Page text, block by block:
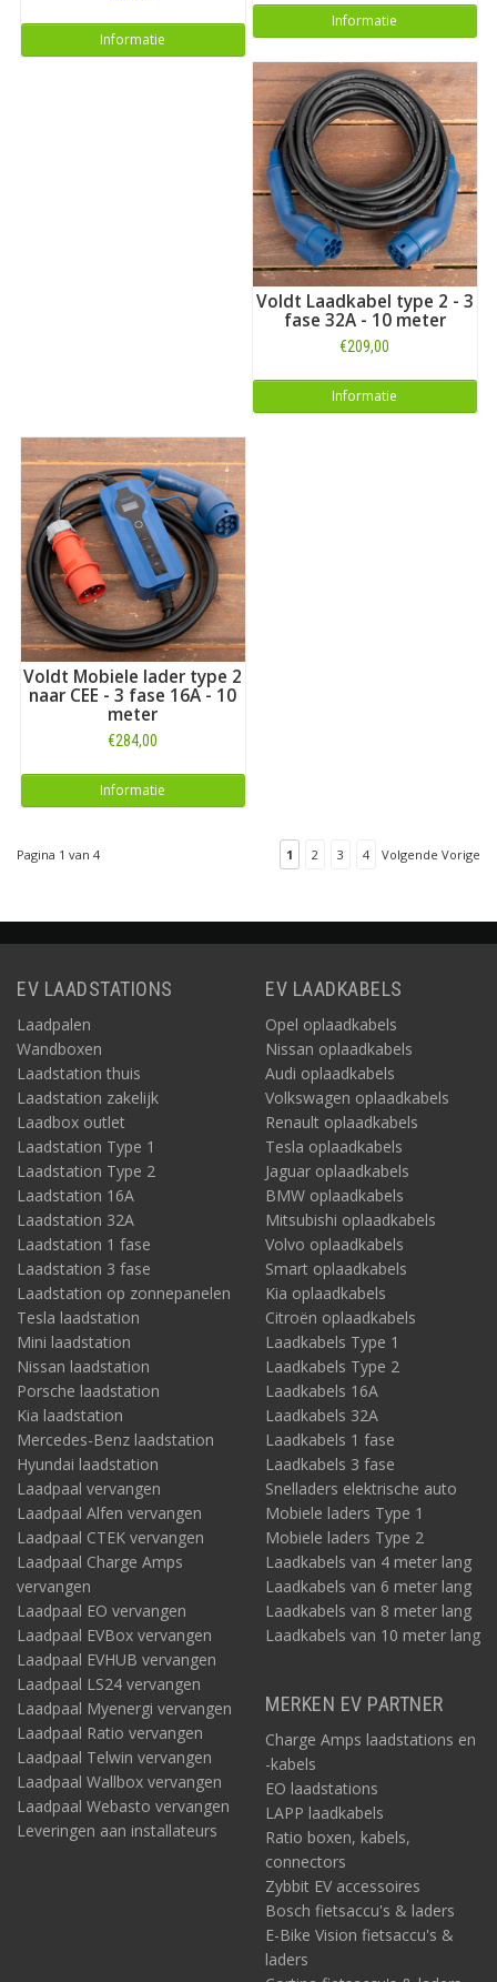
Informatie
Informatie
Voldt Laadkabel type 2 - 3
fase 32A - 10 meter
€209,00
Informatie
Voldt Mobiele lader type 2
naar CEE - 3 fase 16A - 10
meter
€284,00
Informatie
Pagina 1 van 4 1 2 3 4 Volgende Vorige
EV LAADSTATIONS
Laadpalen
Wandboxen
Laadstation thuis
Laadstation zakelijk
Laadbox outlet
Laadstation Type 1
Laadstation Type 2
Laadstation 16A
Laadstation 32A
Laadstation 1 fase
Laadstation 3 fase
Laadstation op zonnepanelen
Tesla laadstation
Mini laadstation
Nissan laadstation
Porsche laadstation
Kia laadstation
Mercedes-Benz laadstation
Hyundai laadstation
Laadpaal vervangen
Laadpaal Alfen vervangen
Laadpaal CTEK vervangen
Laadpaal Charge Amps
vervangen
Laadpaal EO vervangen
Laadpaal EVBox vervangen
Laadpaal EVHUB vervangen
Laadpaal LS24 vervangen
Laadpaal Myenergi vervangen
Laadpaal Ratio vervangen
Laadpaal Telwin vervangen
Laadpaal Wallbox vervangen
Laadpaal Webasto vervangen
Leveringen aan installateurs
EV LAADKABELS
Opel oplaadkabels
Nissan oplaadkabels
Audi oplaadkabels
Volkswagen oplaadkabels
Renault oplaadkabels
Tesla oplaadkabels
Jaguar oplaadkabels
BMW oplaadkabels
Mitsubishi oplaadkabels
Volvo oplaadkabels
Smart oplaadkabels
Kia oplaadkabels
Citroën oplaadkabels
Laadkabels Type 1
Laadkabels Type 2
Laadkabels 16A
Laadkabels 32A
Laadkabels 1 fase
Laadkabels 3 fase
Snelladers elektrische auto
Mobiele laders Type 1
Mobiele laders Type 2
Laadkabels van 4 meter lang
Laadkabels van 6 meter lang
Laadkabels van 8 meter lang
Laadkabels van 10 meter lang
MERKEN EV PARTNER
Charge Amps laadstations en
-kabels
EO laadstations
LAPP laadkabels
Ratio boxen, kabels,
connectors
Zybbit EV accessoires
Bosch fietsaccu's & laders
E-Bike Vision fietsaccu's &
laders